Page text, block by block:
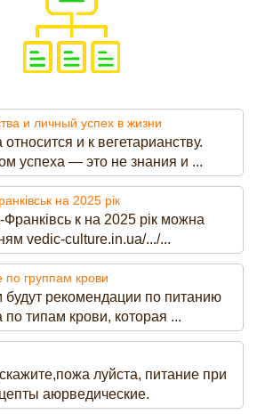
и личный успех в жизни
и к вегетарианству.
успеха — это не знания и ...
на 2025 рік
Франківсь к на 2025 рік можна
vedic-culture.in.ua/.../...
группам крови
рекомендации по питанию
по типам крови, которая ...
луйста, питание при
аюрведические.